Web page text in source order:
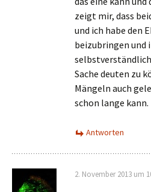
zeigt mir, dass
und ich habe den
beizubringen und
Sache deuten zu
Mängeln auch
schon lange
Antworten
2. November 2013 um